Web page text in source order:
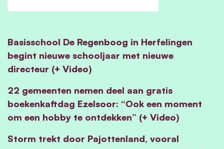
Basisschool De Regenboog in Herfelingen
begint nieuwe schooljaar met nieuwe
directeur (+ Video)
22 gemeenten nemen deel aan gratis
boekenkaftdag Ezelsoor: “Ook een moment
om een hobby te ontdekken” (+ Video)
Storm trekt door Pajottenland, vooral